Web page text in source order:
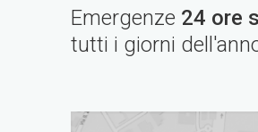
Emergenze 24 ore
tutti i giorni